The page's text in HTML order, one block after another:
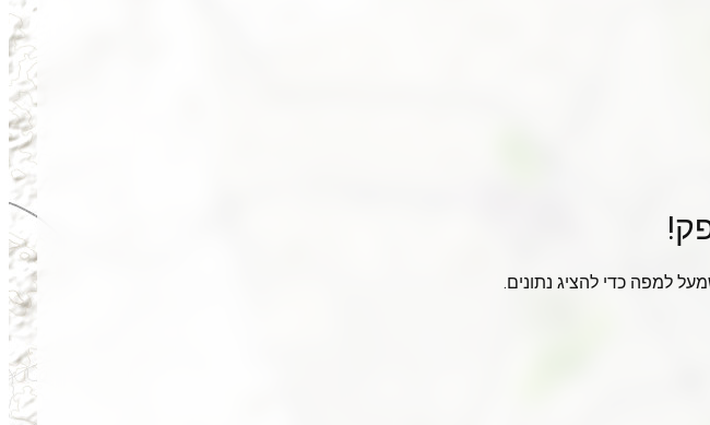
למפה כדי להציג נתונים.